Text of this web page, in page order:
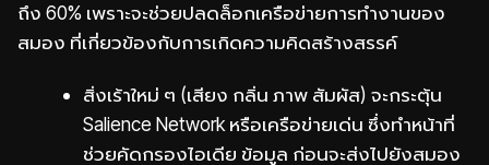
ถึง 60% เพราะจะช่วยปลดล็อกเครือข่ายการทำงานของ
สมอง ที่เกี่ยวข้องกับการเกิดความคิดสร้างสรรค์
สิ่งเร้าใหม่ ๆ (เสียง กลิ่น ภาพ สัมผัส) จะกระตุ้น
Salience Network หรือเครือข่ายเด่น ซึ่งทำหน้าที่
ช่วยคัดกรองไอเดีย ข้อมูล ก่อนจะส่งไปยังสมอง